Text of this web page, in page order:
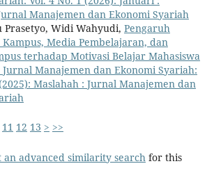
Manajemen dan Ekonomi Syariah
Prasetyo, Widi Wahyudi, Pengaruh
Media Pembelajaran, dan
terhadap Motivasi Belajar Mahasiswa
Jurnal Manajemen dan Ekonomi Syariah:
Maslahah : Jurnal Manajemen dan
11 12 13 > >>
an advanced similarity searchfor this